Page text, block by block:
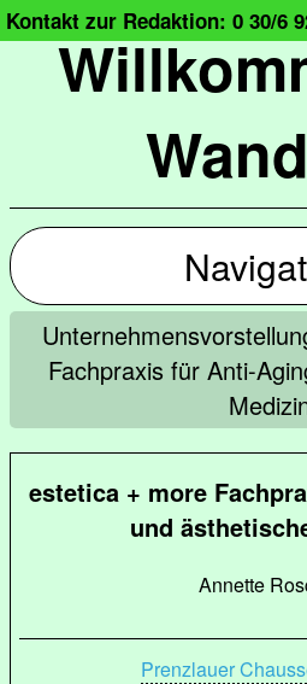
Kontakt zur Redaktion: 0 30/6
Fachpraxis für Anti-
estetica + more
und
Annette
Prenzlauer